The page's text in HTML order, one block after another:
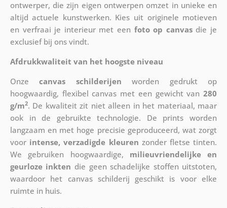
ontwerper, die zijn eigen ontwerpen omzet in unieke en
altijd actuele kunstwerken. Kies uit originele motieven
en verfraai je interieur met een foto op canvasdie je
exclusief bij ons vindt.
Afdrukkwaliteit van het hoogste niveau
Onzecanvas schilderijen worden gedrukt op
hoogwaardig, flexibel canvas met een gewicht van280
g/m2. De kwaliteit zit niet alleen in het materiaal, maar
ook in de gebruikte technologie. De prints worden
langzaam en met hoge precisie geproduceerd, wat zorgt
voor intense, verzadigde kleuren zonder fletse tinten.
We gebruiken hoogwaardige, milieuvriendelijke en
geurloze inkten die geen schadelijke stoffen uitstoten,
waardoor het canvas schilderij geschikt is voor elke
ruimte in huis.